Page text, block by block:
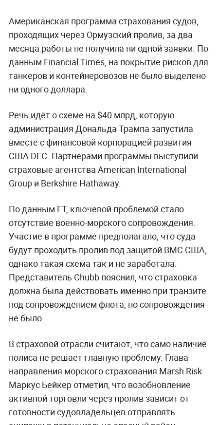
Американская программа страхования судов,
проходящих через Ормузский пролив, за два
месяца работы не получила ни одной заявки. По
данным Financial Times, на покрытие рисков для
танкеров и контейнеровозов не было выделено
ни одного доллара.
Речь идёт о схеме на $40 млрд, которую
администрация Дональда Трампа запустила
вместе с финансовой корпорацией развития
США DFC. Партнёрами программы выступили
страховые агентства American International
Group и Berkshire Hathaway.
По данным FT, ключевой проблемой стало
отсутствие военно-морского сопровождения.
Участие в программе предполагало, что суда
будут проходить пролив под защитой ВМС США,
однако такая схема так и не заработала.
Представитель Chubb пояснил, что страховка
должна была действовать именно при транзите
под сопровождением флота, но сопровождения
не было.
В страховой отрасли считают, что само наличие
полиса не решает главную проблему. Глава
направления морского страхования Marsh Risk
Маркус Бейкер отметил, что возобновление
активной торговли через пролив зависит от
готовности судовладельцев отправлять